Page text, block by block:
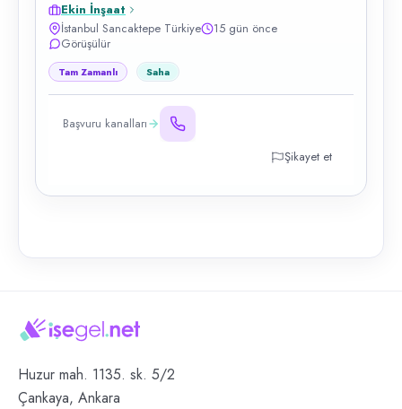
Ekin İnşaat
İstanbul Sancaktepe Türkiye
15 gün önce
Görüşülür
Tam Zamanlı Saha
Başvuru kanalları
Şikayet et
Huzur mah. 1135. sk. 5/2
Çankaya, Ankara